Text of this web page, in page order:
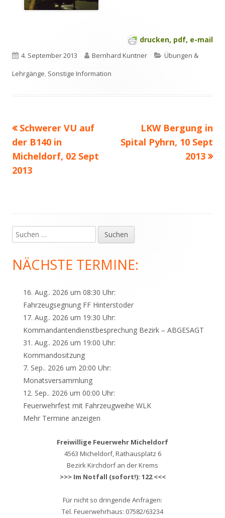
drucken, pdf, e-mail
Veröffentlicht
am
4. September 2013 Autor
Bernhard Kuntner Kategorien
Übungen &
Lehrgänge, Sonstige Information
Beitragsnavigation
Vorheriger
Beitrag:
Schwerer VU auf
der B140 in
Micheldorf, 02 Sept
2013
Nächster
Beitrag
LKW Bergung in
Spital Pyhrn, 10 Sept
2013
Haupt-
Seitenleiste
Suchen
nach:
NÄCHSTE TERMINE:
16. Aug.. 2026 um 08:30 Uhr:
Fahrzeugsegnung FF Hinterstoder
17. Aug.. 2026 um 19:30 Uhr:
Kommandantendienstbesprechung Bezirk – ABGESAGT
31. Aug.. 2026 um 19:00 Uhr:
Kommandositzung
7. Sep.. 2026 um 20:00 Uhr:
Monatsversammlung
12. Sep.. 2026 um 00:00 Uhr:
Feuerwehrfest mit Fahrzeugweihe WLK
Mehr Termine anzeigen
Freiwillige Feuerwehr Micheldorf
4563 Micheldorf, Rathausplatz 6
Bezirk Kirchdorf an der Krems
>>> Im Notfall (sofort!): 122 <<<
Für nicht so dringende Anfragen:
Tel. Feuerwehrhaus: 07582/63234